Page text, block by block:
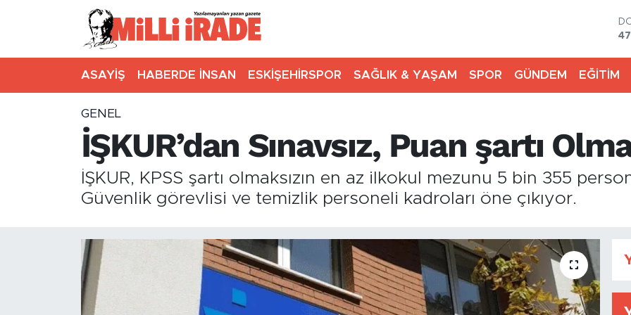
ASAYİŞ HABERDE İNSAN ESKİŞEHİRSPOR SAĞLIK & YAŞAM SPOR GÜNDEM EĞİTİM
GENEL
İŞKUR’dan Sınavsız, Puan şartı
İŞKUR, KPSS şartı olmaksızın en az ilkokul mezunu 5 bin 355
Güvenlik görevlisi ve temizlik personeli kadroları öne çıkıyor.